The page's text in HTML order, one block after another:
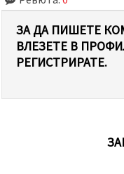
ЗА ДА ПИШЕТЕ
ВЛЕЗЕТЕ В
РЕГИСТРИРАТЕ.